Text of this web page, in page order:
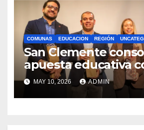
COMUNAS EDUCACION REGIÓN
San Clemente
apuesta educativa
lanzamiento del
Preuniversitario
MAY 10, 2026 ADMIN